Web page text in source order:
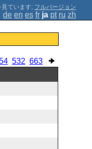
; フルバージョン
de en es fr ja pt ru zh
532 663